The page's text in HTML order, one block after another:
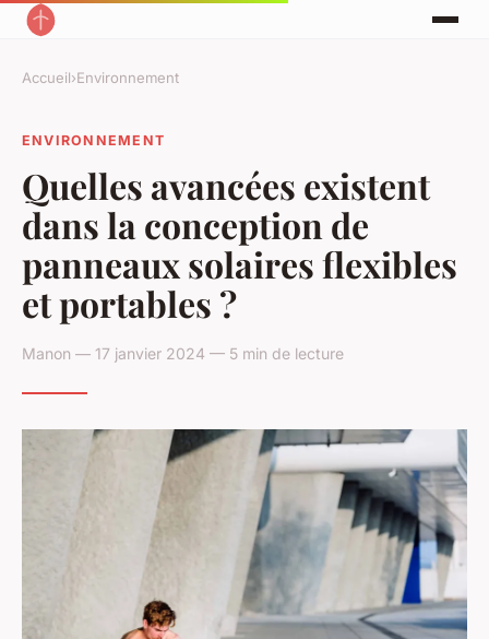
Accueil›Environnement
ENVIRONNEMENT
Quelles avancées existent
dans la conception de
panneaux solaires flexibles
et portables ?
Manon — 17 janvier 2024 — 5 min de lecture